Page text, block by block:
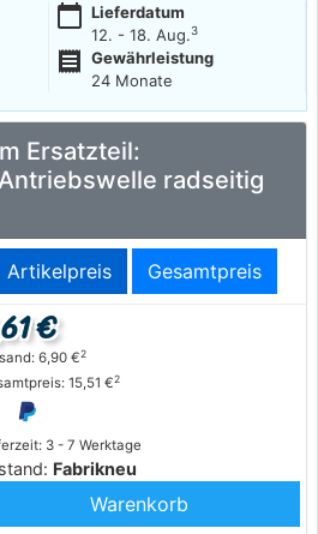
calendar_today Lieferdatum
12. - 18. Aug.3
receipt
Gewährleistung
24 Monate
Ersatzteil:
radseitig
Artikelpreis Gesamtpreis
3 - 7 Werktage
Fabrikneu
€
6,90 €2
15,51 €2
Warenkorb